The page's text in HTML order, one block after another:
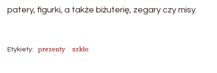
patery, figurki, a także biżuterię, zegary czy misy.
Etykiety: prezenty szkło